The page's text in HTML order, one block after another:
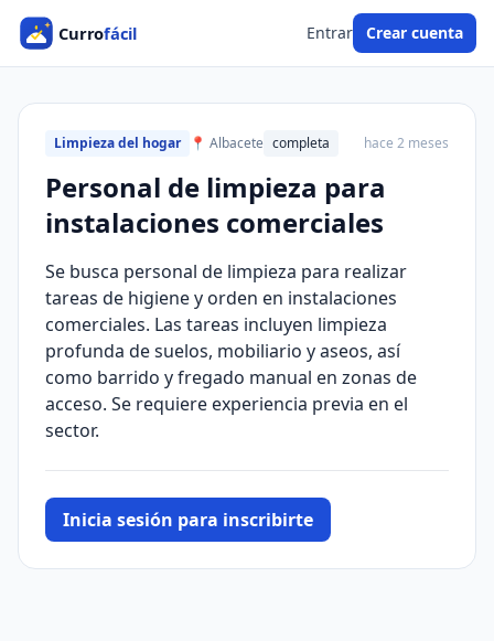
Entrar Crear cuenta
Limpieza del hogar 📍 Albacete completa hace 2 meses
Personal de limpieza para
instalaciones comerciales
Se busca personal de limpieza para realizar
tareas de higiene y orden en instalaciones
comerciales. Las tareas incluyen limpieza
profunda de suelos, mobiliario y aseos, así
como barrido y fregado manual en zonas de
acceso. Se requiere experiencia previa en el
sector.
Inicia sesión para inscribirte